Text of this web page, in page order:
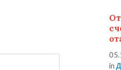
in